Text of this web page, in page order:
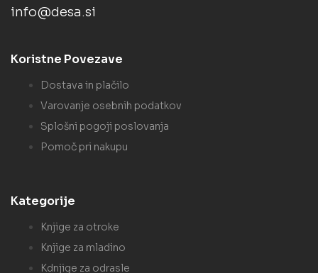
info@desa.si
Koristne Povezave
Dostava in plačilo
Varovanje osebnih podatkov
Splošni pogoji poslovanja
Pomoč pri nakupu
Kategorije
Knjige za otroke
Knjige za mladino
Kdnjige za odrasle